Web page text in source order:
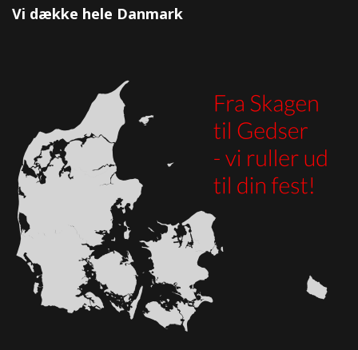
Vi dække hele Danmark